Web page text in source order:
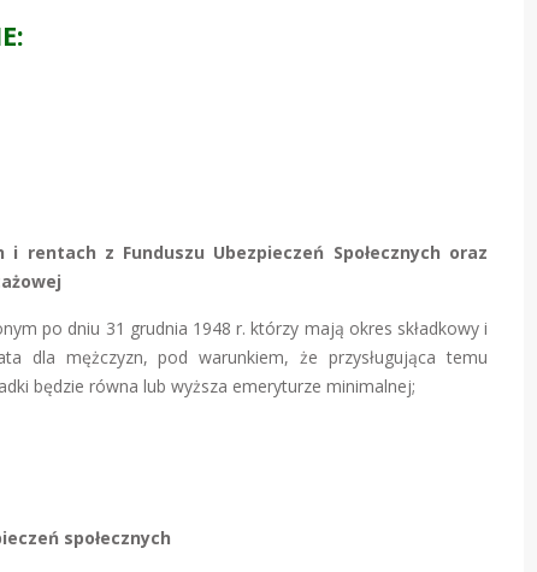
z Funduszu Ubezpieczeń Społecznych oraz
po dniu 31 grudnia 1948 r. którzy mają okres składkowy i
dla mężczyzn, pod warunkiem, że przysługująca temu
będzie równa lub wyższa emeryturze minimalnej;
społecznych